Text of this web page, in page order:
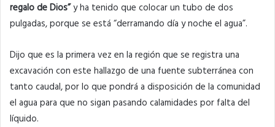
regalo de Dios”y ha tenido que colocar un tubo de dos
pulgadas, porque se está “derramando día y noche el agua”.
Dijo que es la primera vez en la región que se registra una
excavación con este hallazgo de una fuente subterránea con
tanto caudal, por lo que pondrá a disposición de la comunidad
el agua para que no sigan pasando calamidades por falta del
líquido.